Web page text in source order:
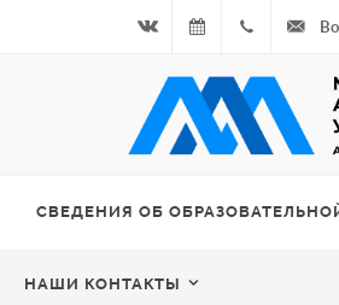
Вконтакте07.08.2026
- Чётная
+7
964
СВЕДЕНИЯ ОБ
НАШИ КОНТАКТЫ